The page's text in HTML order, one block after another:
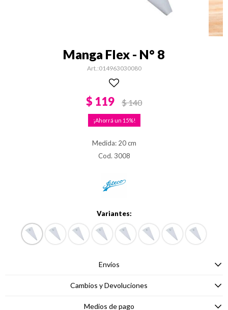
Manga Flex - N° 8
014963030080
$ 119 $140
15
Medida: 20 cm
Cod. 3008
Variantes:
Envíos
Cambios y Devoluciones
Medios de pago